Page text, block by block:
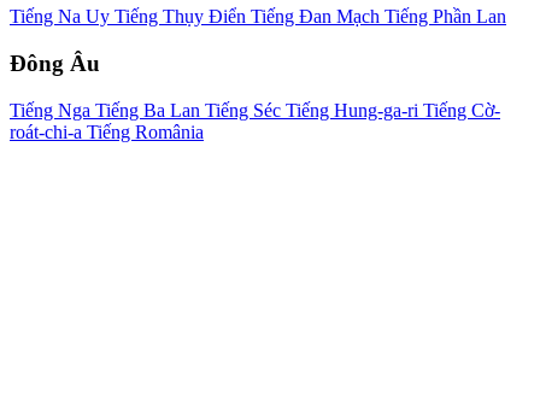
Tiếng Na Uy Tiếng Thụy Điển Tiếng Đan Mạch Tiếng Phần Lan
Đông Âu
Tiếng Nga Tiếng Ba Lan Tiếng Séc Tiếng Hung-ga-ri Tiếng Cờ-
roát-chi-a Tiếng România